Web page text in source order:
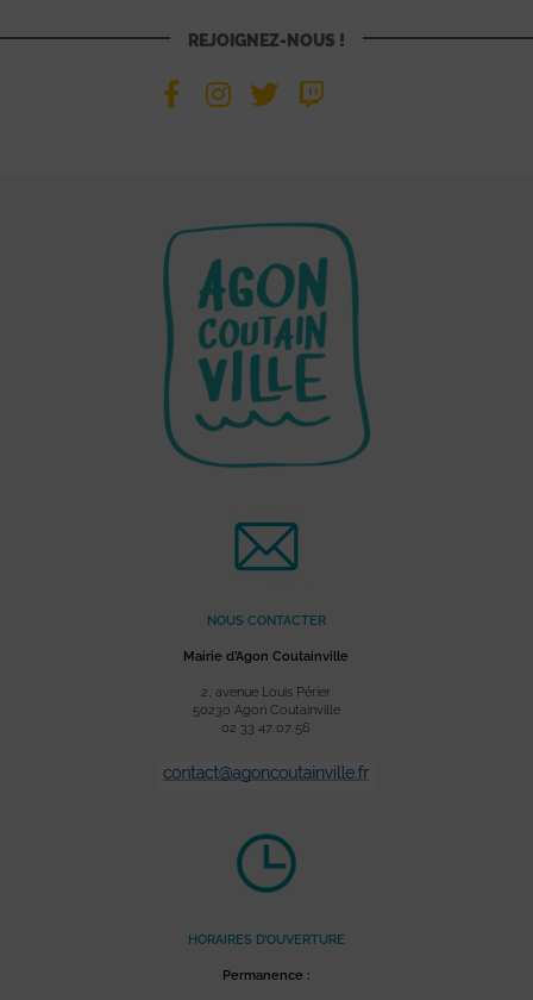
REJOIGNEZ-NOUS !
NOUS CONTACTER
Mairie d’Agon Coutainville
2, avenue Louis Périer
50230 Agon Coutainville
02 33 47 07 56
HORAIRES D’OUVERTURE
Permanence :